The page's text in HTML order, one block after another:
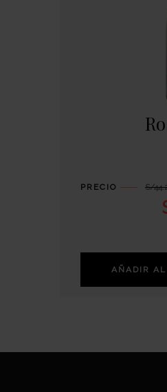
PRECIO S/
AÑADIR